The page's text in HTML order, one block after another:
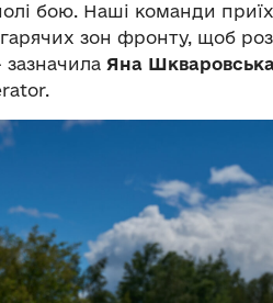
бою. Наші команди
зон фронту, щоб
Яна